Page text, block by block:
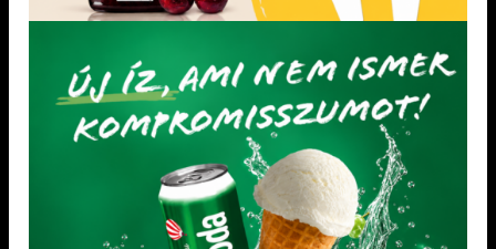
4,2-5 l víz hozzáadásával A cukor helyett
vércukorszint emelkedést okoz, mint a
cukrot tartalmazó ételek fogyasztása.
Figyeljen a kiegyensúlyozott és változott
táplálkozásra.
KEDVENCEM!
ízesítésére.
KEDVENCEM!